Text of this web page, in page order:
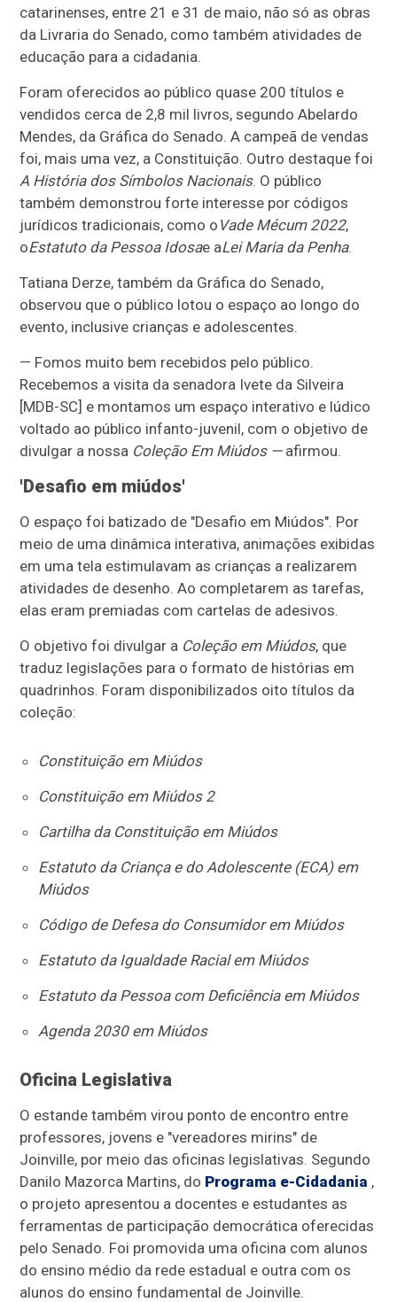
catarinenses, entre 21 e 31 de maio, não só as obras
da Livraria do Senado, como também atividades de
educação para a cidadania.
Foram oferecidos ao público quase 200 títulos e
vendidos cerca de 2,8 mil livros, segundo Abelardo
Mendes, da Gráfica do Senado. A campeã de vendas
foi, mais uma vez, a Constituição. Outro destaque foi
A História dos Símbolos Nacionais. O público
também demonstrou forte interesse por códigos
jurídicos tradicionais, como o Vade Mécum 2022,
oEstatuto da Pessoa Idosae aLei Maria da Penha.
Tatiana Derze, também da Gráfica do Senado,
observou que o público lotou o espaço ao longo do
evento, inclusive crianças e adolescentes.
— Fomos muito bem recebidos pelo público.
Recebemos a visita da senadora Ivete da Silveira
[MDB-SC] e montamos um espaço interativo e lúdico
voltado ao público infanto-juvenil, com o objetivo de
divulgar a nossa Coleção Em Miúdos —afirmou.
'Desafio em miúdos'
O espaço foi batizado de "Desafio em Miúdos". Por
meio de uma dinâmica interativa, animações exibidas
em uma tela estimulavam as crianças a realizarem
atividades de desenho. Ao completarem as tarefas,
elas eram premiadas com cartelas de adesivos.
O objetivo foi divulgar a Coleção em Miúdos, que
traduz legislações para o formato de histórias em
quadrinhos. Foram disponibilizados oito títulos da
coleção:
Constituição em Miúdos
Constituição em Miúdos 2
Cartilha da Constituição em Miúdos
Estatuto da Criança e do Adolescente (ECA) em
Miúdos
Código de Defesa do Consumidor em Miúdos
Estatuto da Igualdade Racial em Miúdos
Estatuto da Pessoa com Deficiência em Miúdos
Agenda 2030 em Miúdos
Oficina Legislativa
O estande também virou ponto de encontro entre
professores, jovens e "vereadores mirins" de
Joinville, por meio das oficinas legislativas. Segundo
Danilo Mazorca Martins, do Programa e-Cidadania ,
o projeto apresentou a docentes e estudantes as
ferramentas de participação democrática oferecidas
pelo Senado. Foi promovida uma oficina com alunos
do ensino médio da rede estadual e outra com os
alunos do ensino fundamental de Joinville.